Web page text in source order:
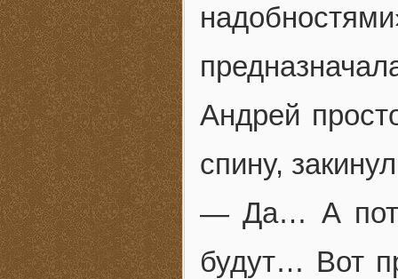
Андрей
спину,
— Да… А
будут… Вот